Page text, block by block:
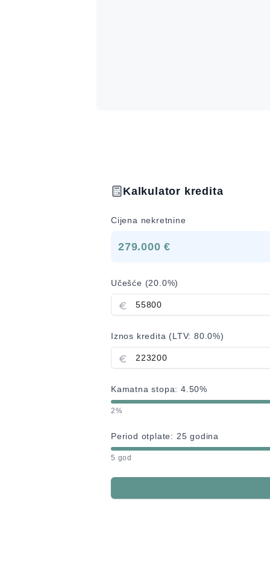
Kalkulator kredita
Cijena nekretnine
279.000 €
Učešće (20.0%)
Iznos kredita (LTV:80.0%)
Kamatna stopa:4.50%
2%
Period otplate: 25 godina
5 god